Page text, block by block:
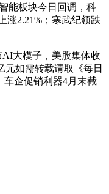
能板块今日回调，科
涨2.21%；寒武纪领跌
大模子，美股集体收
元如需转载请取《每日
车企促销利器4月末截